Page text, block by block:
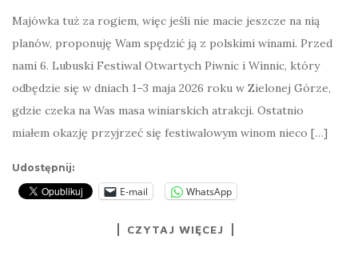
Majówka tuż za rogiem, więc jeśli nie macie jeszcze na nią
planów, proponuję Wam spędzić ją z polskimi winami. Przed
nami 6. Lubuski Festiwal Otwartych Piwnic i Winnic, który
odbędzie się w dniach 1–3 maja 2026 roku w Zielonej Górze,
gdzie czeka na Was masa winiarskich atrakcji. Ostatnio
miałem okazję przyjrzeć się festiwalowym winom nieco […]
Udostępnij:
E-mail WhatsApp
CZYTAJ WIĘCEJ